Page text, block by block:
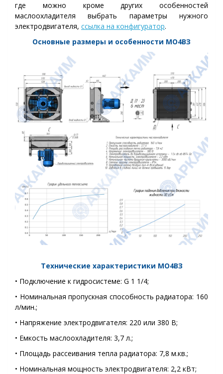
где можно кроме других особенностей
маслоохладителя выбрать параметры нужного
электродвигателя, ссылка на конфигуратор.
Основные размеры и особенности МО4ВЗ
Технические характеристики МО4ВЗ
• Подключение к гидросистеме: G 1 1/4;
• Номинальная пропускная способность радиатора: 160
л/мин.;
• Напряжение электродвигателя: 220 или 380 В;
• Емкость маслоохладителя: 3,7 л.;
• Площадь рассеивания тепла радиатора: 7,8 м.кв.;
• Номинальная мощность электродвигателя: 2,2 кВт;